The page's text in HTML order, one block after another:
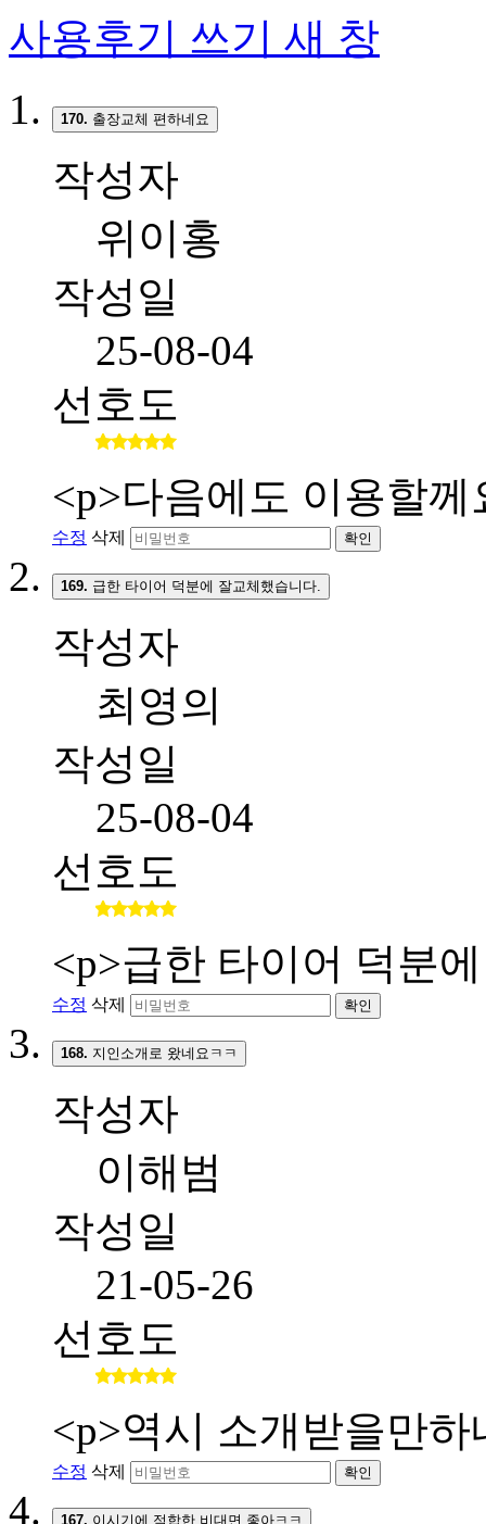
사용후기 쓰기 새 창
170. 출장교체 편하네요
작성자
위이홍
작성일
25-08-04
선호도
<p>다음에도 이용할께
수정 삭제 확인
169. 급한 타이어 덕분에 잘교체했습니다.
작성자
최영의
작성일
25-08-04
선호도
<p>급한 타이어 덕분
수정 삭제 확인
168. 지인소개로 왔네요ㅋㅋ
작성자
이해범
작성일
21-05-26
선호도
<p>역시 소개받을만하
수정 삭제 확인
167. 이시기에 적합한 비대면 좋아ㅋㅋ